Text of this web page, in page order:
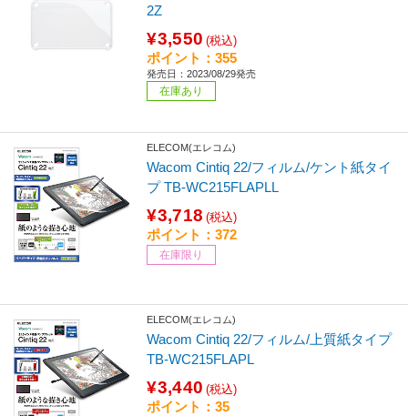
2Z
¥3,550 (税込)
ポイント：355
発売日：2023/08/29発売
在庫あり
ELECOM(エレコム)
Wacom Cintiq 22/フィルム/ケント紙タイ
プ TB-WC215FLAPLL
¥3,718 (税込)
ポイント：372
在庫限り
ELECOM(エレコム)
Wacom Cintiq 22/フィルム/上質紙タイプ
TB-WC215FLAPL
¥3,440 (税込)
ポイント：35